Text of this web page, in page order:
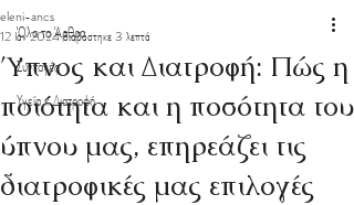
Όλα τα Άρθρα
Συνταγές
Υγεία κ Διατροφή
Ύπνος και Διατροφή: Πώς η
ποιότητα και η ποσότητα του
ύπνου μας, επηρεάζει τις
διατροφικές μας επιλογές
eleni-ancs
12 Ιαν 2024διαβάστηκε 3 λεπτά